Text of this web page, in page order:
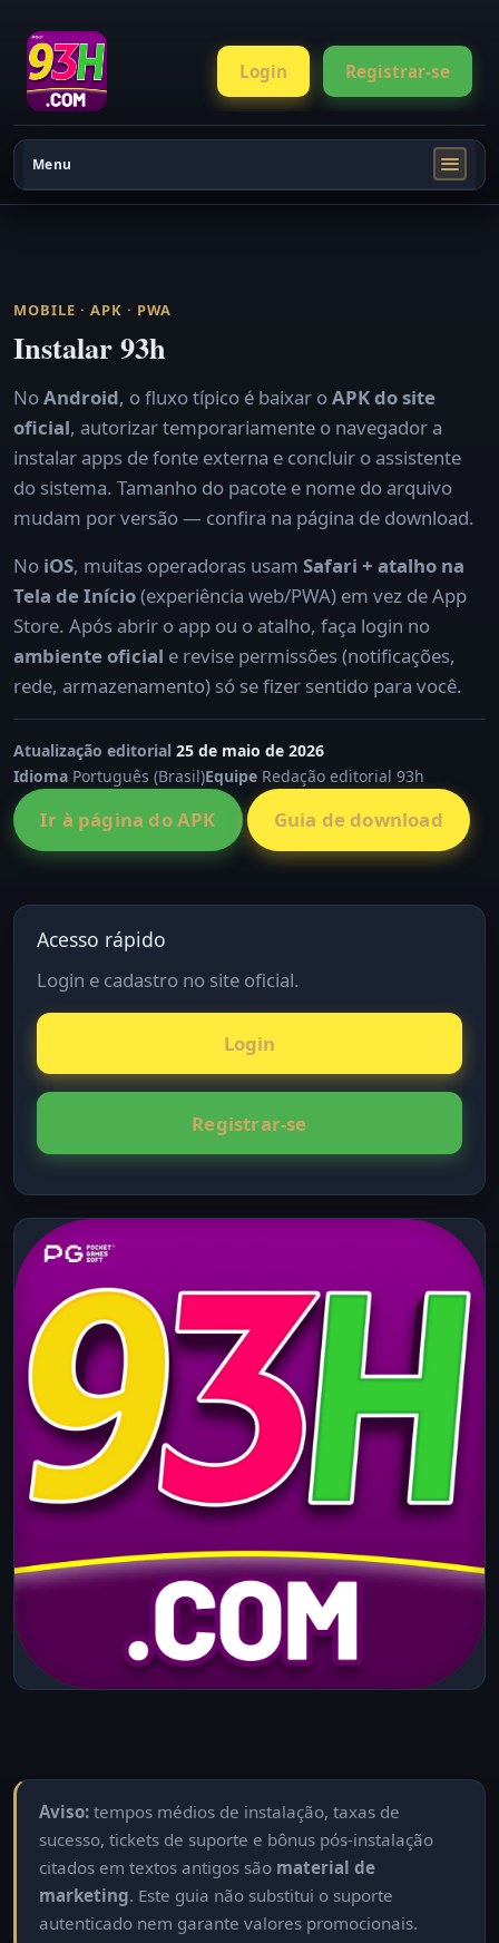
Login Registrar-se
Menu
MOBILE · APK · PWA
Instalar 93h
NoAndroid, o fluxo típico é baixar oAPK do site
oficial, autorizar temporariamente o navegador a
instalar apps de fonte externa e concluir o assistente
do sistema. Tamanho do pacote e nome do arquivo
mudam por versão — confira na página de download.
No iOS, muitas operadoras usam Safari + atalho na
Tela de Início(experiência web/PWA) em vez de App
Store. Após abrir o app ou o atalho, faça login no
ambiente oficial e revise permissões (notificações,
rede, armazenamento) só se fizer sentido para você.
Atualização editorial 25 de maio de 2026
Idioma Português (Brasil)Equipe Redação editorial 93h
Ir à página do APK Guia de download
Acesso rápido
Login e cadastro no site oficial.
Login
Registrar-se
Aviso: tempos médios de instalação, taxas de
sucesso, tickets de suporte e bônus pós-instalação
citados em textos antigos são material de
marketing. Este guia não substitui o suporte
autenticado nem garante valores promocionais.